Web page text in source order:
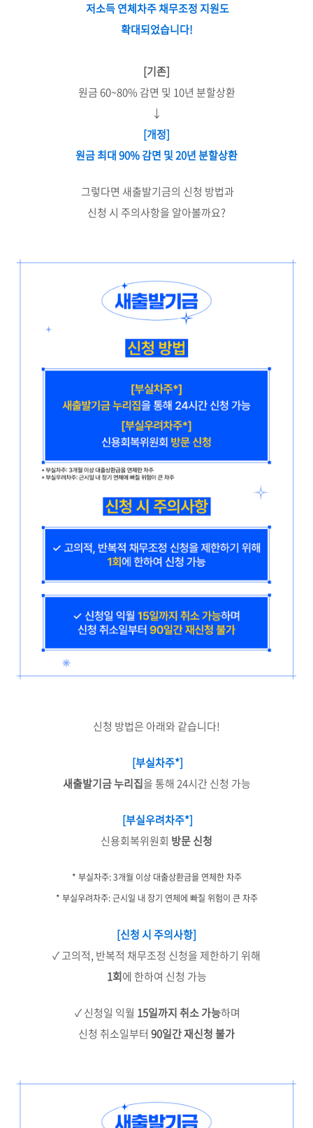
저소득 연체차주 채무조정 지원도
확대되었습니다!
[기존]
원금 60~80% 감면 및 10년 분할상환
↓
[개정]
원금 최대 90% 감면 및 20년 분할상환
그렇다면 새출발기금의 신청 방법과
신청 시 주의사항을 알아볼까요?
신청 방법은 아래와 같습니다!
[부실차주*]
새출발기금 누리집을 통해 24시간 신청 가능
[부실우려차주*]
신용회복위원회 방문 신청
* 부실차주: 3개월 이상 대출상환금을 연체한 차주
* 부실우려차주: 근시일 내 장기 연체에 빠질 위험이 큰 차주
[신청 시 주의사항]
✓ 고의적, 반복적 채무조정 신청을 제한하기 위해
1회에 한하여 신청 가능
✓ 신청일 익월 15일까지 취소 가능하며
신청 취소일부터 90일간 재신청 불가